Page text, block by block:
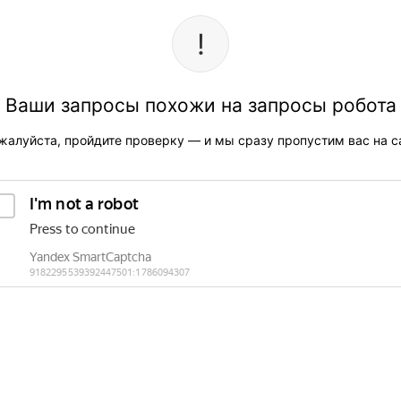
Ваши запросы похожи на запросы робота
пройдите проверку — и мы сразу пропустим вас на